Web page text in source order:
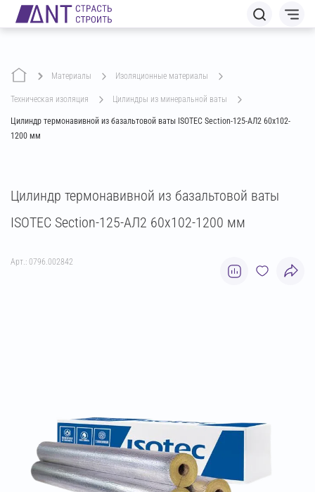
Материалы изоляционные материалы
техническая изоляция цилиндры из минеральной ваты
Цилиндр термонавивной из базальтовой ваты ISOTEC Section-125-АЛ2 60х102-
1200 мм
Цилиндр термонавивной из базальтовой ваты
ISOTEC Section-125-АЛ2 60х102-1200 мм
Арт.: 0796.002842